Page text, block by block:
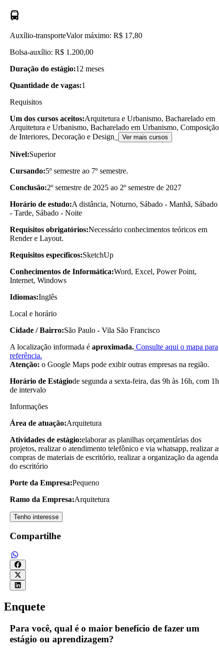
Auxílio-transporteValor máximo: R$ 17,80
Bolsa-auxílio: R$ 1.200,00
Duração do estágio:12 meses
Quantidade de vagas:1
Requisitos
Um dos cursos aceitos:Arquitetura e Urbanismo, Bacharelado em
Arquitetura e Urbanismo, Bacharelado em Urbanismo, Composição
de Interiores, Decoração e Design_
Ver mais cursos
Nível:Superior
Cursando:5º semestre ao 7º semestre.
Conclusão:2º semestre de 2025 ao 2º semestre de 2027
Horário de estudo:A distância, Noturno, Sábado - Manhã, Sábado
- Tarde, Sábado - Noite
Requisitos obrigatórios:Necessário conhecimentos teóricos em
Render e Layout.
Requisitos específicos:SketchUp
Conhecimentos de Informática:Word, Excel, Power Point,
Internet, Windows
Idiomas:Inglês
Local e horário
Cidade / Bairro:São Paulo - Vila São Francisco
A localização informada é aproximada. Consulte aqui o mapa para
referência.
Atenção: o Google Maps pode exibir outras empresas na região.
Horário de Estágiode segunda a sexta-feira, das 9h às 16h, com 1h
de intervalo
Informações
Área de atuação:Arquitetura
Atividades de estágio:elaborar as planilhas orçamentárias dos
projetos, realizar o atendimento telefônico e via whatsapp, realizar
compras de materiais de escritório, realizar a organização da agenda
do escritório
Porte da Empresa:Pequeno
Ramo da Empresa:Arquitetura
Tenho interesse
Compartilhe
Enquete
Para você, qual é o maior benefício de fazer um
estágio ou aprendizagem?